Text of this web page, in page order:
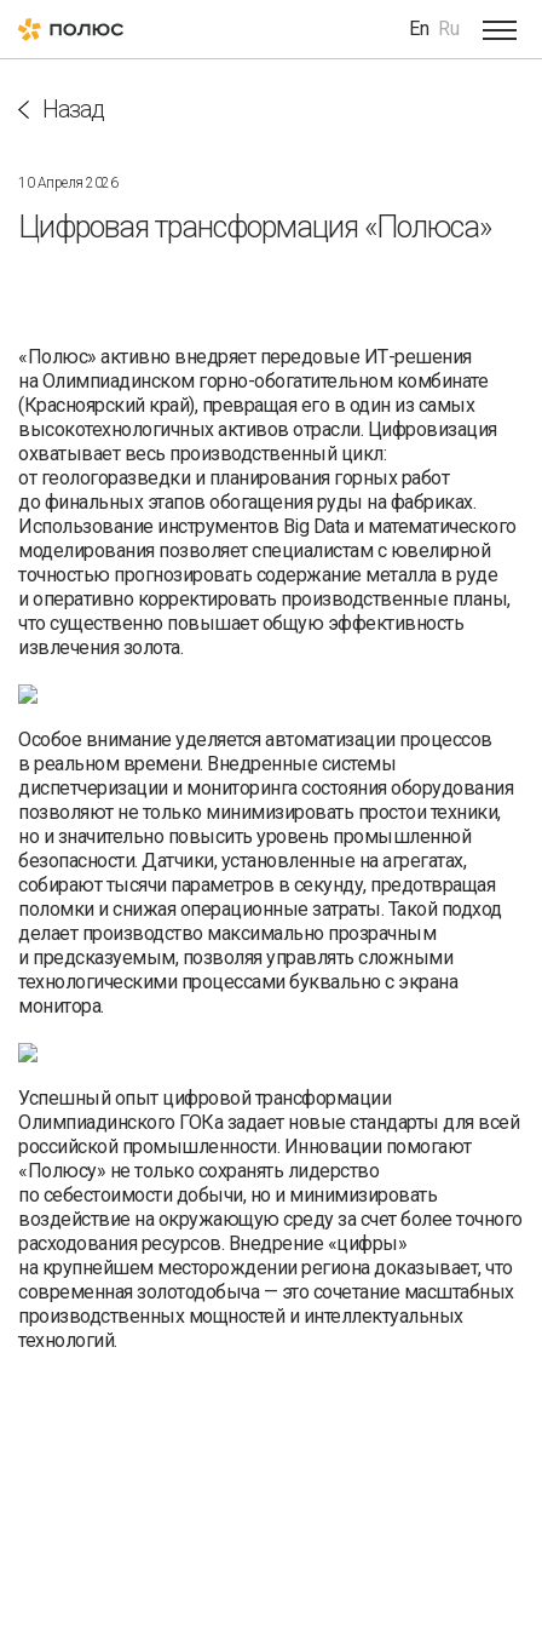
En Ru
Назад
10 Апреля 2026
Цифровая трансформация «Полюса»
«Полюс» активно внедряет передовые ИТ-решения
на Олимпиадинском горно-обогатительном комбинате
(Красноярский край), превращая его в один из самых
высокотехнологичных активов отрасли. Цифровизация
охватывает весь производственный цикл:
от геологоразведки и планирования горных работ
до финальных этапов обогащения руды на фабриках.
Использование инструментов Big Data и математического
моделирования позволяет специалистам с ювелирной
точностью прогнозировать содержание металла в руде
и оперативно корректировать производственные планы,
что существенно повышает общую эффективность
извлечения золота.
Особое внимание уделяется автоматизации процессов
в реальном времени. Внедренные системы
диспетчеризации и мониторинга состояния оборудования
позволяют не только минимизировать простои техники,
но и значительно повысить уровень промышленной
безопасности. Датчики, установленные на агрегатах,
собирают тысячи параметров в секунду, предотвращая
поломки и снижая операционные затраты. Такой подход
делает производство максимально прозрачным
и предсказуемым, позволяя управлять сложными
технологическими процессами буквально с экрана
монитора.
Успешный опыт цифровой трансформации
Олимпиадинского ГОКа задает новые стандарты для всей
российской промышленности. Инновации помогают
«Полюсу» не только сохранять лидерство
по себестоимости добычи, но и минимизировать
воздействие на окружающую среду за счет более точного
расходования ресурсов. Внедрение «цифры»
на крупнейшем месторождении региона доказывает, что
современная золотодобыча — это сочетание масштабных
производственных мощностей и интеллектуальных
технологий.